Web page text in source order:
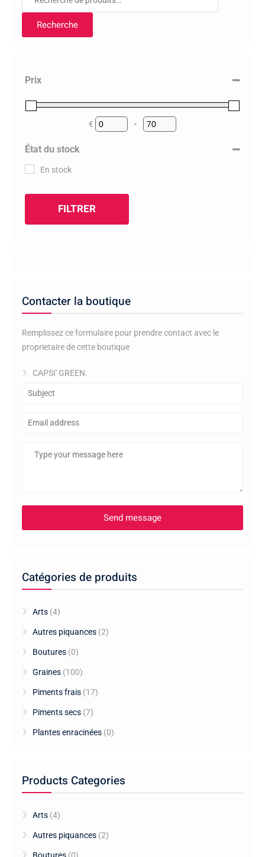
Recherche
Prix
€
Minimum Price
-
Maximum Price
État du stock
En stock
FILTRER
Contacter la boutique
Remplissez ce formulaire pour prendre contact avec le
proprietaire de cette boutique
CAPSI' GREEN.
Catégories de produits
Arts (4)
Autres piquances (2)
Boutures (0)
Graines (100)
Piments frais (17)
Piments secs (7)
Plantes enracinées (0)
Products Categories
Arts (4)
Autres piquances (2)
Boutures (0)